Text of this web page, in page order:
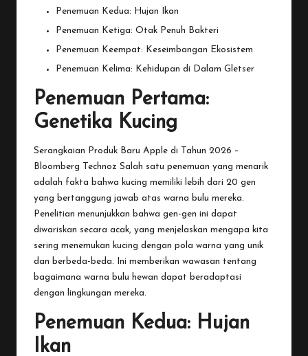
Penemuan Kedua: Hujan Ikan
Penemuan Ketiga: Otak Penuh Bakteri
Penemuan Keempat: Keseimbangan Ekosistem
Penemuan Kelima: Kehidupan di Dalam Gletser
Penemuan Pertama:
Genetika Kucing
Serangkaian Produk Baru Apple di Tahun 2026 –
Bloomberg Technoz Salah satu penemuan yang menarik
adalah fakta bahwa kucing memiliki lebih dari 20 gen
yang bertanggung jawab atas warna bulu mereka.
Penelitian menunjukkan bahwa gen-gen ini dapat
diwariskan secara acak, yang menjelaskan mengapa kita
sering menemukan kucing dengan pola warna yang unik
dan berbeda-beda. Ini memberikan wawasan tentang
bagaimana warna bulu hewan dapat beradaptasi
dengan lingkungan mereka.
Penemuan Kedua: Hujan
Ikan